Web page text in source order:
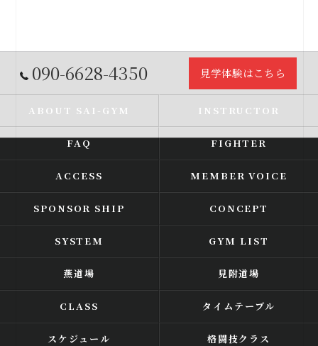
090-6628-4350 見学体験はこちら
ABOUT SAI-GYM INSTRUCTOR
FAQ FIGHTER
ACCESS MEMBER VOICE
SPONSOR SHIP CONCEPT
SYSTEM GYM LIST
燕道場 見附道場
CLASS タイムテーブル
スケジュール 格闘技クラス